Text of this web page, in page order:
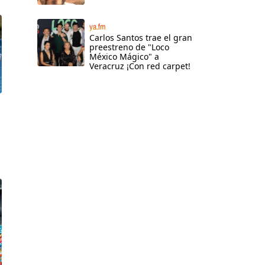
ya.fm
Carlos Santos trae el gran
preestreno de "Loco
México Mágico" a
Veracruz ¡Con red carpet!